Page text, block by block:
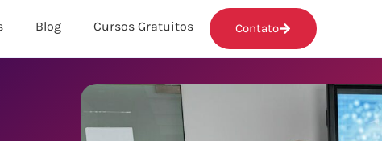
Blog Cursos Gratuitos Contato